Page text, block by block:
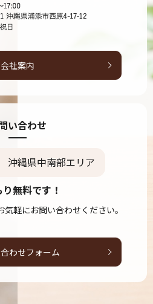
会社案内
い合わせ
沖縄県中南部エリア
り無料です！
軽にお問い合わせください。
わせフォーム